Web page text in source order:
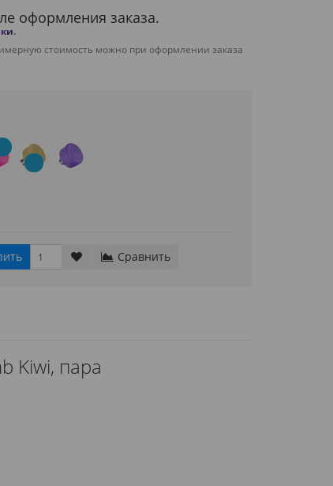
оформления заказа.
.
стоимость можно при оформлении заказа
Сравнить
Kiwi, пара